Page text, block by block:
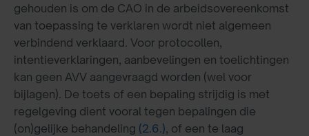
gehouden is om de CAO in de arbeidsovereenkomst
van toepassing te verklaren wordt niet algemeen
verbindend verklaard. Voor protocollen,
intentieverklaringen, aanbevelingen en toelichtingen
kan geen AVV aangevraagd worden (wel voor
bijlagen). De toets of een bepaling strijdig is met
regelgeving dient vooral tegen bepalingen die
(on)gelijke behandeling (2.6.), of een te laag